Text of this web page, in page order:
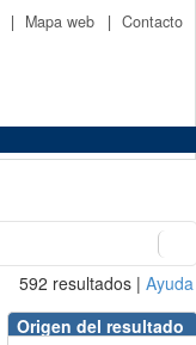
| Mapa web | Contacto
592 resultados | Ayuda
Origen del resultado